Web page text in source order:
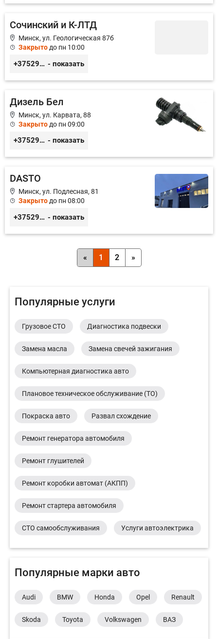
Сочинский и К-ЛТД
Минск, ул. Геологическая 87б
Закрытодо пн 10:00
+375296049622 - показать
Дизель Бел
Минск, ул. Карвата, 88
Закрыто до пн 09:00
+375296996880 - показать
DASTO
Минск, ул. Подлесная, 81
Закрытодо пн 08:00
+375296606560 - показать
« 1 2 »
Популярные услуги
Грузовое СТО Диагностика подвески
Замена масла Замена свечей зажигания
Компьютерная диагностика авто
Плановое техническое обслуживание (ТО)
Покраска авто Развал схождение
Ремонт генератора автомобиля
Ремонт глушителей
Ремонт коробки автомат (АКПП)
Ремонт стартера автомобиля
СТО самообслуживания Услуги автоэлектрика
Популярные марки авто
Audi BMW Honda Opel Renault
Skoda Toyota Volkswagen ВАЗ